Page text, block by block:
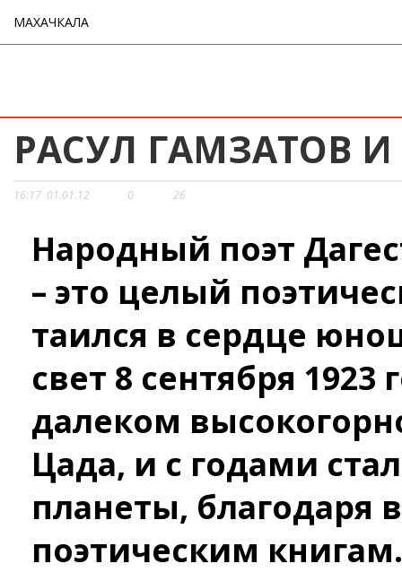
МАХАЧКАЛА
РАСУЛ ГАМЗАТОВ
16:17 01.01.12 0 26
Народный поэт
– это целый
таился в сердце
свет 8 сентября 1923
далеком
Цада, и с годами
планеты, благодаря
поэтическим книгам.